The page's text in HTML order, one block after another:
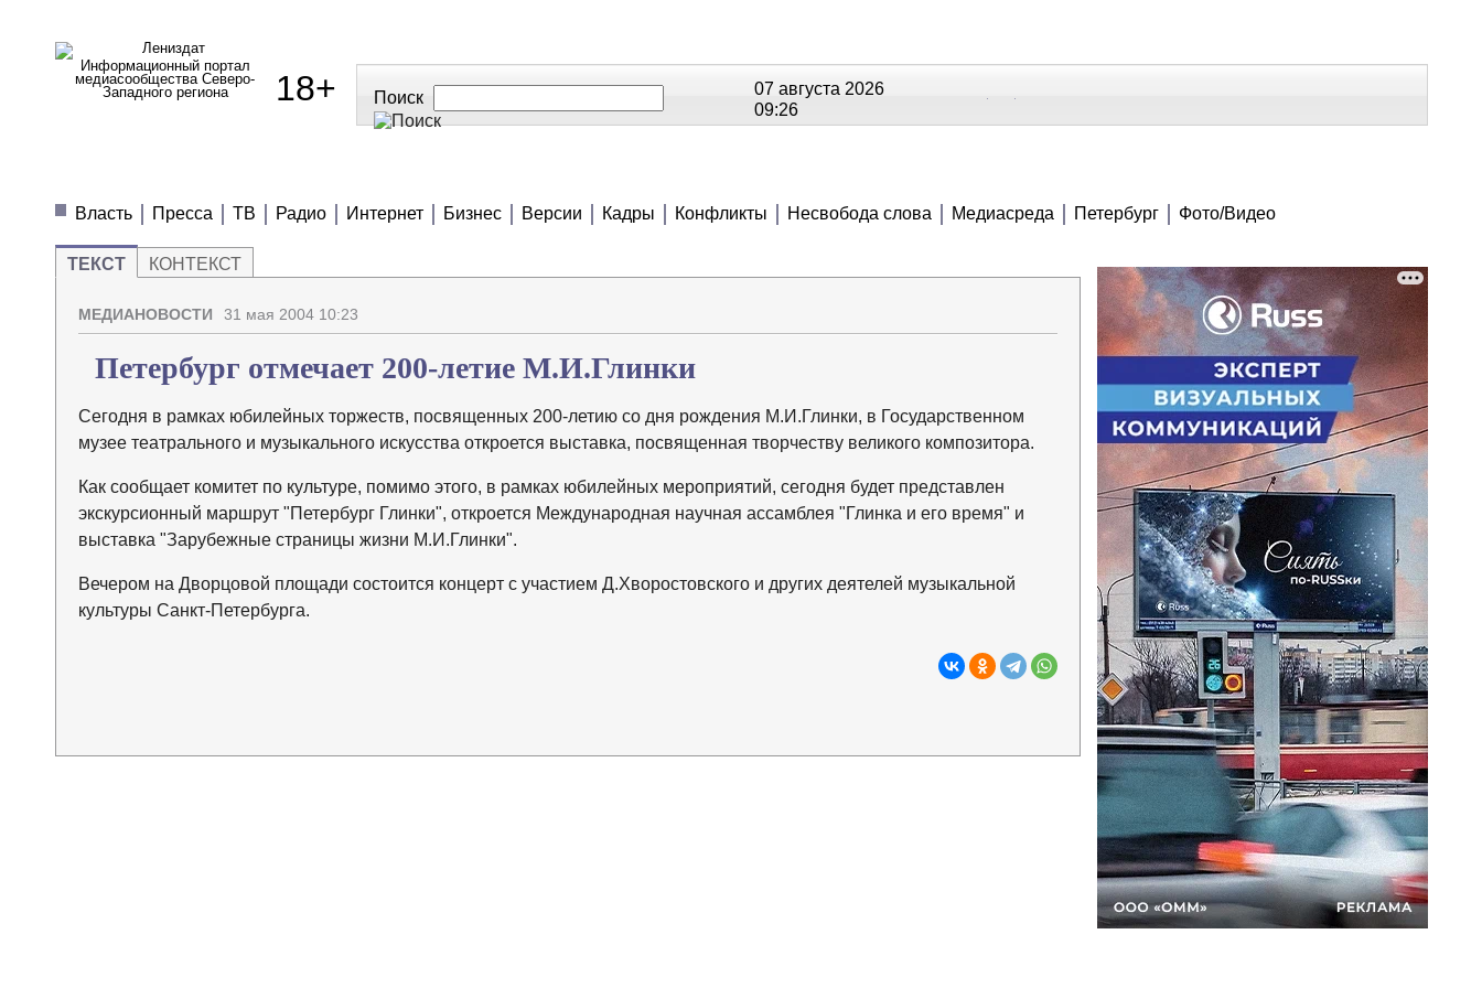
Информационный портал
медиасообщества Северо-
Западного региона
18+ Поиск
07 августа 2026
09:26
Власть
Пресса ТВ Радио Интернет Бизнес Версии Кадры Конфликты Несвобода слова Медиасреда Петербург Фото/Видео
ТЕКСТ КОНТЕКСТ
МЕДИАНОВОСТИ 31 мая 2004 10:23 Изменить шрифт
В закладки
Петербург отмечает 200-летие М.И.Глинки
Сегодня в рамках юбилейных торжеств, посвященных 200-летию со дня рождения М.И.Глинки, в Государственном
музее театрального и музыкального искусства откроется выставка, посвященная творчеству великого композитора.
Как сообщает комитет по культуре, помимо этого, в рамках юбилейных мероприятий, сегодня будет представлен
экскурсионный маршрут "Петербург Глинки", откроется Международная научная ассамблея "Глинка и его время" и
выставка "Зарубежные страницы жизни М.И.Глинки".
Вечером на Дворцовой площади состоится концерт с участием Д.Хворостовского и других деятелей музыкальной
культуры Санкт-Петербурга.